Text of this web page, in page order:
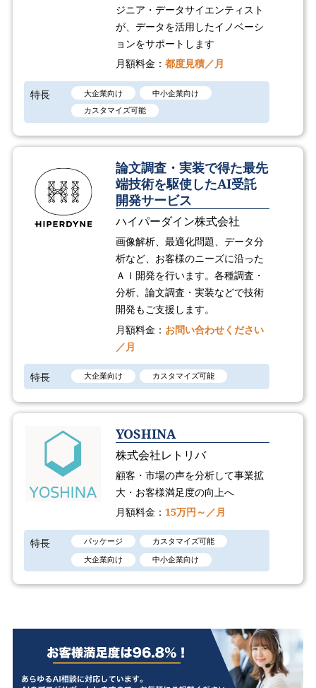
ジニア・データサイエンティスト
が、データを活用したイノベーシ
ョンをサポートします
月額料金： 都度見積／月
特長 大企業向け
中小企業向け
カスタマイズ可能
論文調査・実装で得た最先
端技術を駆使したAI受託
開発サービス
ハイパーダイン株式会社
画像解析、最適化問題、データ分
析など、お客様のニーズに沿った
ＡＩ開発を行います。各種調査・
分析、論文調査・実装などで技術
開発もご支援します。
月額料金： お問い合わせください
／月
特長 大企業向け カスタマイズ可能
YOSHINA
株式会社レトリバ
顧客・市場の声を分析して事業拡
大・お客様満足度の向上へ
月額料金： 15万円～／月
特長 パッケージ
カスタマイズ可能
大企業向け
中小企業向け